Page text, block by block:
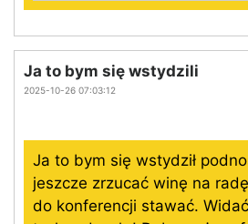
Ja to bym się wstydzili
2025-10-26 07:03:12
Ja to bym się wstydził
jeszcze zrzucać winę na
do konferencji stawać.